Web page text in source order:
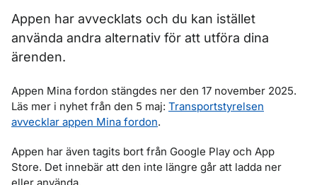
Appen har avvecklats och du kan istället
använda andra alternativ för att utföra dina
ärenden.
Appen Mina fordon stängdes ner den 17 november 2025.
Läs mer i nyhet från den 5 maj: Transportstyrelsen
avvecklar appen Mina fordon.
Appen har även tagits bort från Google Play och App
Store. Det innebär att den inte längre går att ladda ner